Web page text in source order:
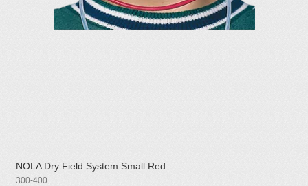
NOLA Dry Field System Small Red
300-400